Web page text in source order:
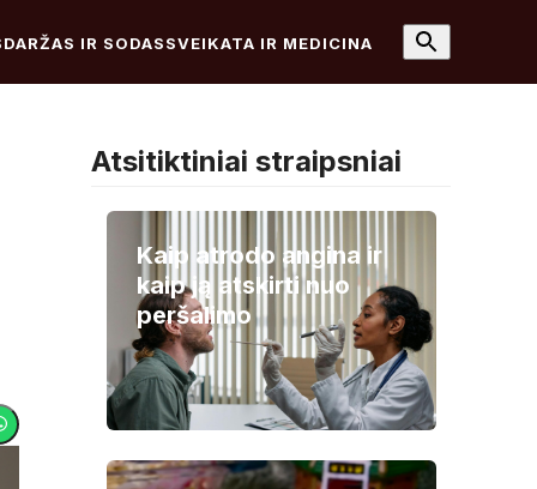
DARŽAS IR SODASSVEIKATA IR MEDICINA
Atsitiktiniai straipsniai
Kaip atrodo angina ir
kaip ją atskirti nuo
peršalimo